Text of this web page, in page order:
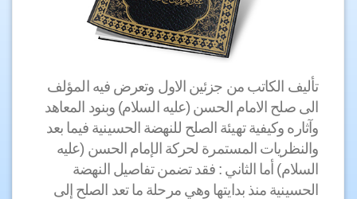
تأليف الكاتب من جزئين الاول وتعرض فيه المؤلف
الى صلح الامام الحسن (عليه السلام) وبنود المعاهد
وآثاره وكيفية تهيئة الصلح للنهضة الحسينية فيما بعد
والنظريات المستمرة لحركة الإمام الحسن (عليه
السلام) أما الثاني : فقد تضمن تفاصيل النهضة
الحسينية منذ بدايتها وهي مرحلة ما تعد الصلح إلى